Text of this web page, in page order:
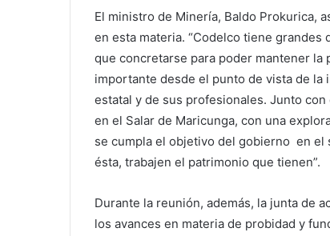
El ministro de Minería, Baldo Prokurica,
en esta materia. “Codelco tiene
que concretarse para poder mantener
importante desde el punto de vista de la
estatal y de sus profesionales. Junto
en el Salar de Maricunga, con una
se cumpla el objetivo del gobierno en el
ésta, trabajen el patrimonio que tienen”.
Durante la reunión, además, la junta de
los avances en materia de probidad y